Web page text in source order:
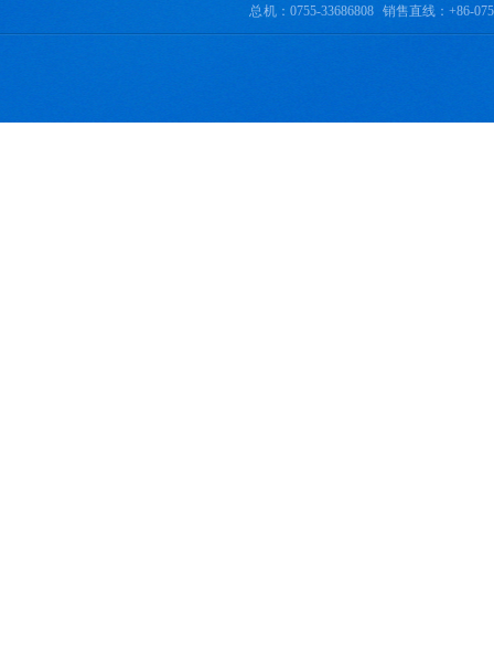
总 机：0755-33686808 销售直线：+86-